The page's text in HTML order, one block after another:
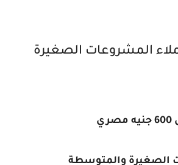
المشروعات الصغيرة
الصغيرة والمتوسطة